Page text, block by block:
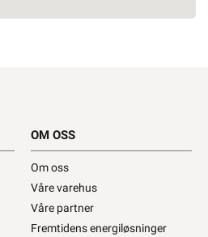
OM OSS
Om oss
Våre varehus
Våre partner
Fremtidens energiløsninger